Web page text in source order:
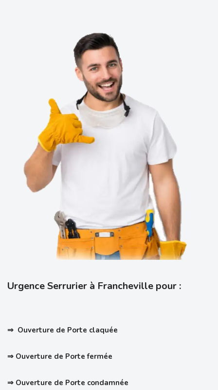
Urgence Serrurier à Francheville pour :
⇒ Ouverture de Porte claquée
⇒ Ouverture de Porte fermée
⇒ Ouverture de Porte condamnée